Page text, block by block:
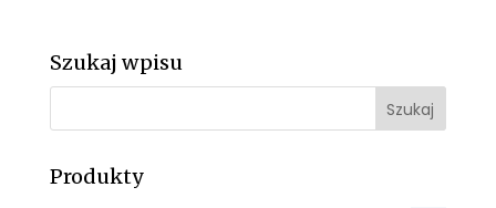
Szukaj wpisu
Produkty